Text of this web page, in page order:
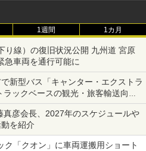
1週間 1カ月
り線）の復旧状況公開 九州道 宮原
急車両を通行可能に
新型バス「キャンター・エクストラ
ックベースの観光・旅客輸送向け
真彦会長、2027年のスケジュールや
を紹介
ク「クオン」に車両運搬用ショート